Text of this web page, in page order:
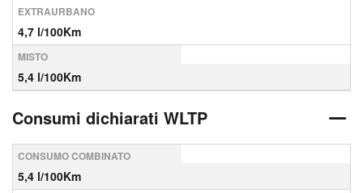
EXTRAURBANO
4,7 l/100Km
MISTO
5,4 l/100Km
Consumi dichiarati WLTP
CONSUMO COMBINATO
5,4 l/100Km